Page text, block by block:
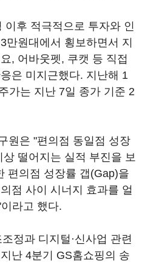
이후 적극적으로 투자와 인
만원대에서 횡보하면서 지
, 어바웃펫, 쿠캣 등 직접
은 미지근했다. 지난해 1
가는 지난 7일 종가 기준 2
원은 "편의점 동일점 성장
떨어지는 실적 부진을 보
편의점 성장률 갭(Gap)을
점 사이 시너지 효과를 얼
라고 했다.
정과 디지털·신사업 관련
난 4분기 GS홈쇼핑의 송